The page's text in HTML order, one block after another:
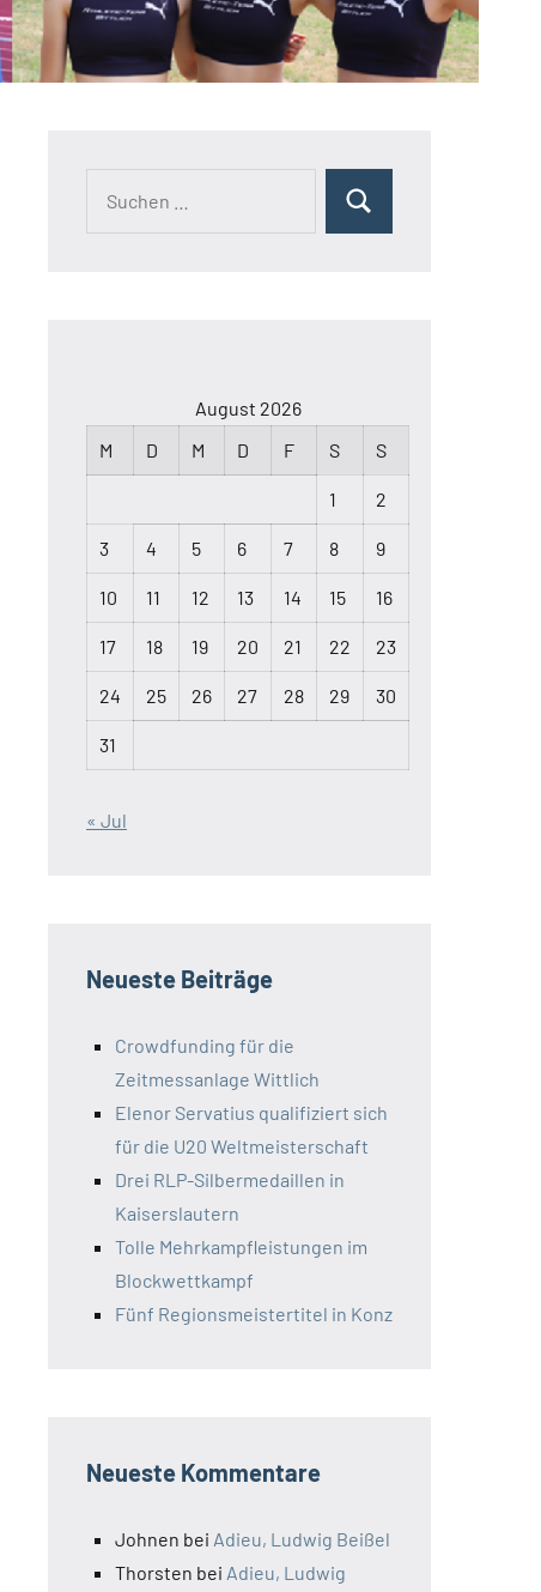
August 2026
M
D M D F S S
1 2
3 4 5 6 7 8 9
10 11 12 13 14 15 16
17 18 19 20 21 22 23
24 25 26 27 28 29 30
31
« Jul
Neueste Beiträge
Crowdfunding für die
Zeitmessanlage Wittlich
Elenor Servatius qualifiziert sich
für die U20 Weltmeisterschaft
Drei RLP-Silbermedaillen in
Kaiserslautern
Tolle Mehrkampfleistungen im
Blockwettkampf
Fünf Regionsmeistertitel in Konz
Neueste Kommentare
Johnen bei Adieu, Ludwig Beißel
Thorsten bei Adieu, Ludwig